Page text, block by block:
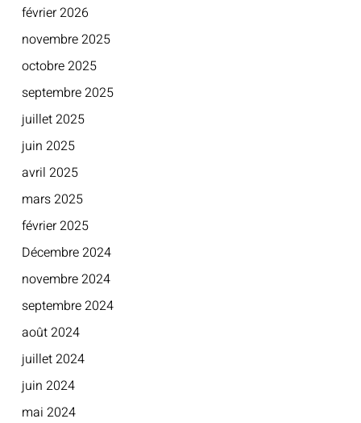
février 2026
novembre 2025
octobre 2025
septembre 2025
juillet 2025
juin 2025
avril 2025
mars 2025
février 2025
Décembre 2024
novembre 2024
septembre 2024
août 2024
juillet 2024
juin 2024
mai 2024